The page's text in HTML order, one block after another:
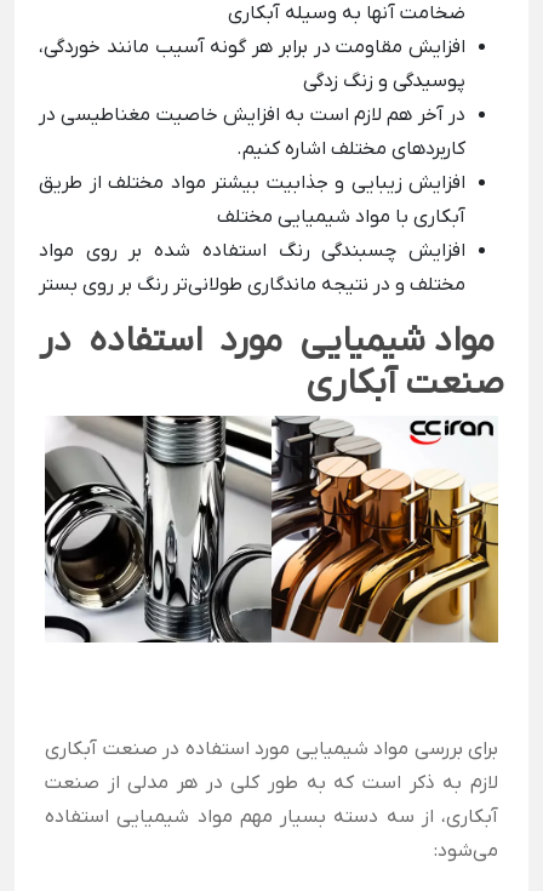
ضخامت آنها به وسیله آبکاری
افزایش مقاومت در برابر هر گونه آسیب مانند خوردگی،
پوسیدگی و زنگ زدگی
در آخر هم لازم است به افزایش خاصیت مغناطیسی در
کاربردهای مختلف اشاره کنیم.
افزایش زیبایی و جذابیت بیشتر مواد مختلف از طریق
آبکاری با مواد شیمیایی مختلف
افزایش چسبندگی رنگ استفاده شده بر روی مواد
مختلف و در نتیجه ماندگاری طولانی‌تر رنگ بر روی بستر
مواد شیمیایی مورد استفاده در
صنعت آبکاری
برای بررسی مواد شیمیایی مورد استفاده در صنعت آبکاری
لازم به ذکر است که به طور کلی در هر مدلی از صنعت
آبکاری، از سه دسته بسیار مهم مواد شیمیایی استفاده
می‌شود: